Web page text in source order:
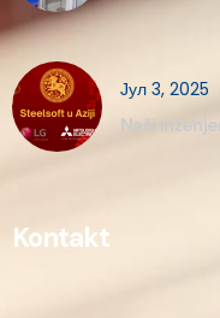
Јул 3, 2025
Naši
Kontakt